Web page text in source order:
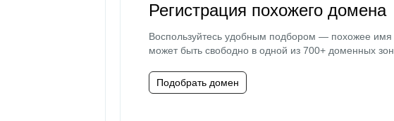
Регистрация похожего домена
Воспользуйтесь удобным подбором — похожее имя
может быть свободно в одной из 700+ доменных зон.
Подобрать домен